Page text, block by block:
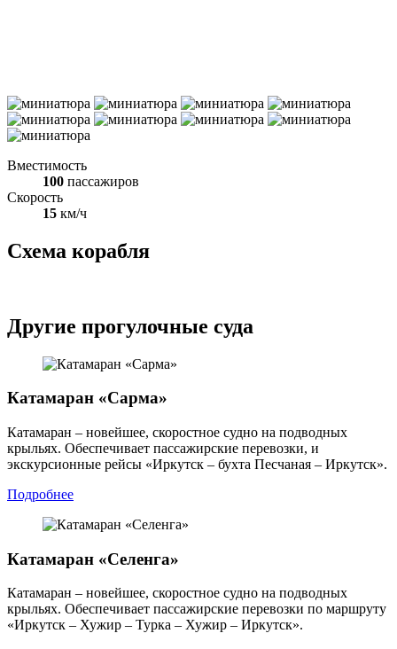
Вместимость
100 пассажиров
Скорость
15 км/ч
Схема корабля
Другие прогулочные суда
Катамаран «Сарма»
Катамаран – новейшее, скоростное судно на подводных
крыльях. Обеспечивает пассажирские перевозки, и
экскурсионные рейсы «Иркутск – бухта Песчаная – Иркутск».
Подробнее
Катамаран «Селенга»
Катамаран – новейшее, скоростное судно на подводных
крыльях. Обеспечивает пассажирские перевозки по маршруту
«Иркутск – Хужир – Турка – Хужир – Иркутск».